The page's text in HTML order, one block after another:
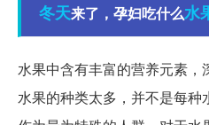
冬天来了，孕妇吃什么水
水果中含有丰富的营养元素
水果的种类太多，并不是每种